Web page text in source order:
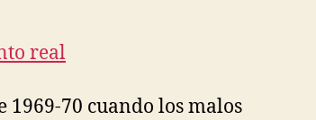
1969-70 cuando los malos